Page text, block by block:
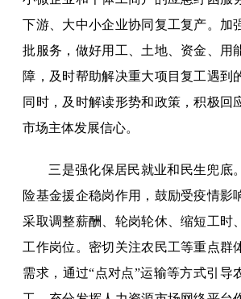
下游、大中小企业协同复工复产。加
批服务，做好用工、土地、资金、用
障，及时帮助解决重大项目复工遇到
同时，及时解读形势和政策，积极回
市场主体发展信心。
三是强化保居民就业和民生兜底
险基金援企稳岗作用，鼓励受疫情影
采取调整薪酬、轮岗轮休、缩短工时
工作岗位。密切关注农民工等重点群
需求，通过“点对点”运输等方式引导